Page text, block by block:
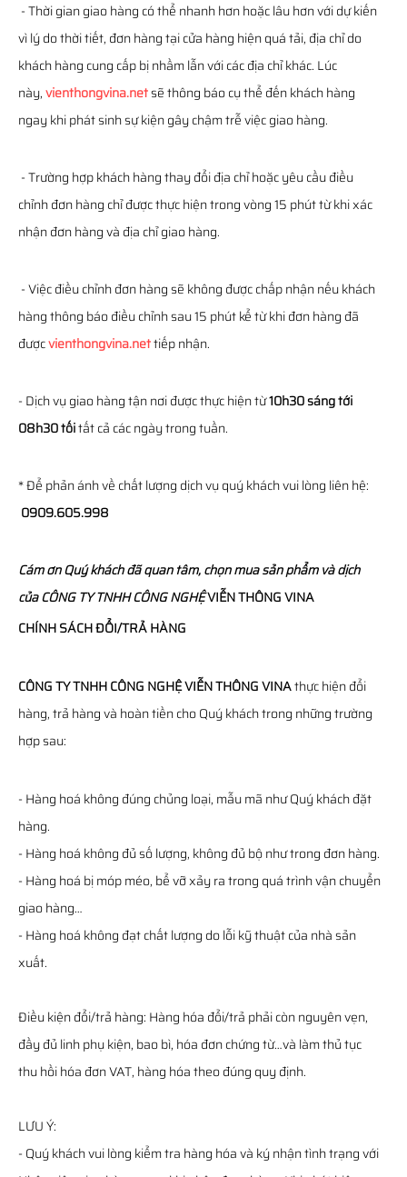
- Thời gian giao hàng có thể nhanh hơn hoặc lâu hơn với dự kiến
vì lý do thời tiết, đơn hàng tại cửa hàng hiện quá tải, địa chỉ do
khách hàng cung cấp bị nhầm lẫn với các địa chỉ khác. Lúc
này,vienthongvina.netsẽ thông báo cụ thể đến khách hàng
ngay khi phát sinh sự kiện gây chậm trễ việc giao hàng.
- Trường hợp khách hàng thay đổi địa chỉ hoặc yêu cầu điều
chỉnh đơn hàng chỉ được thực hiện trong vòng 15 phút từ khi xác
nhận đơn hàng và địa chỉ giao hàng.
- Việc điều chỉnh đơn hàng sẽ không được chấp nhận nếu khách
hàng thông báo điều chỉnh sau 15 phút kể từ khi đơn hàng đã
đượcvienthongvina.nettiếp nhận.
- Dịch vụ giao hàng tận nơi được thực hiện từ10h30 sáng tới
08h30 tốitất cả các ngày trong tuần.
* Để phản ánh về chất lượng dịch vụ quý khách vui lòng liên hệ:
0909.605.998
Cám ơn Quý khách đã quan tâm, chọn mua sản phẩm và dịch
củaCÔNG TY TNHH CÔNG NGHỆVIỄN THÔNGVINA
CHÍNH SÁCH ĐỔI/TRẢ HÀNG
CÔNG TY TNHH CÔNG NGHỆ VIỄN THÔNG VINAthực hiện đổi
hàng, trả hàng và hoàn tiền cho Quý khách trong những trường
hợp sau:
- Hàng hoá không đúng chủng loại, mẫu mã như Quý khách đặt
hàng.
- Hàng hoá không đủ số lượng, không đủ bộ như trong đơn hàng.
- Hàng hoá bị móp méo, bể vỡ xảy ra trong quá trình vận chuyển
giao hàng…
- Hàng hoá không đạt chất lượng do lỗi kỹ thuật của nhà sản
xuất.
Điều kiện đổi/trả hàng: Hàng hóa đổi/trả phải còn nguyên vẹn,
đầy đủ linh phụ kiện, bao bì, hóa đơn chứng từ…và làm thủ tục
thu hồi hóa đơn VAT, hàng hóa theo đúng quy định.
LƯU Ý:
- Quý khách vui lòng kiểm tra hàng hóa và ký nhận tình trạng với